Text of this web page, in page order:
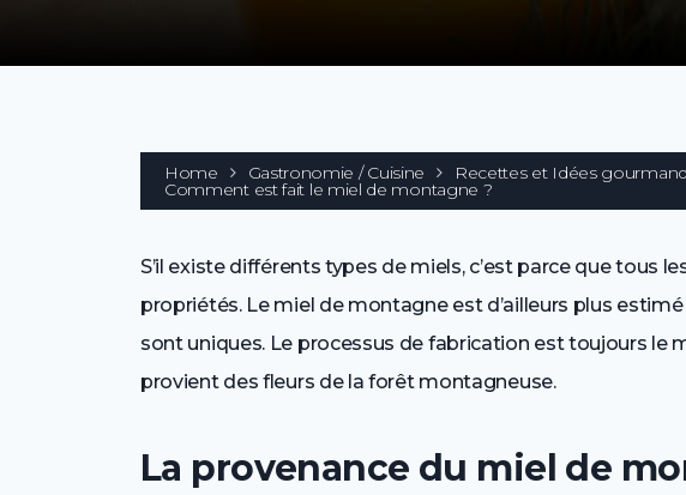
Home Gastronomie / Cuisine Recettes et Idées
Comment est fait le miel de montagne ?
S’il existe différents types de miels, c’est parce que tous
propriétés. Le miel de montagne est d’ailleurs plus
sont uniques. Le processus de fabrication est toujours le
provient des fleurs de la forêt montagneuse.
La provenance du miel de